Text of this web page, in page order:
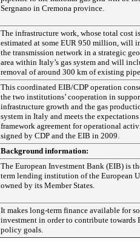
Sergnano in Cremona province.
The infrastructure work, whose total cost is
estimated at some EUR 950 million, will
the transmission network in a strategic
area within Italy’s gas system and will
removal of around 300 km of existing
This coordinated EIB/CDP operation
the two institutions’ cooperation in
infrastructure growth and the gas
system in Italy and meets the
framework agreement for operational
signed by CDP and the EIB in 2009.
Background information:
The European Investment Bank (EIB) is
term lending institution of the European
owned by its Member States.
It makes long-term finance available for
investment in order to contribute towards
policy goals.